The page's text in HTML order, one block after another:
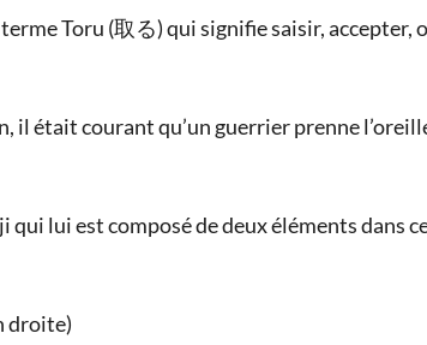
Toru (取る) qui signifie saisir,
il était courant qu’un guerrier prenne
lui est composé de deux éléments dans
droite)